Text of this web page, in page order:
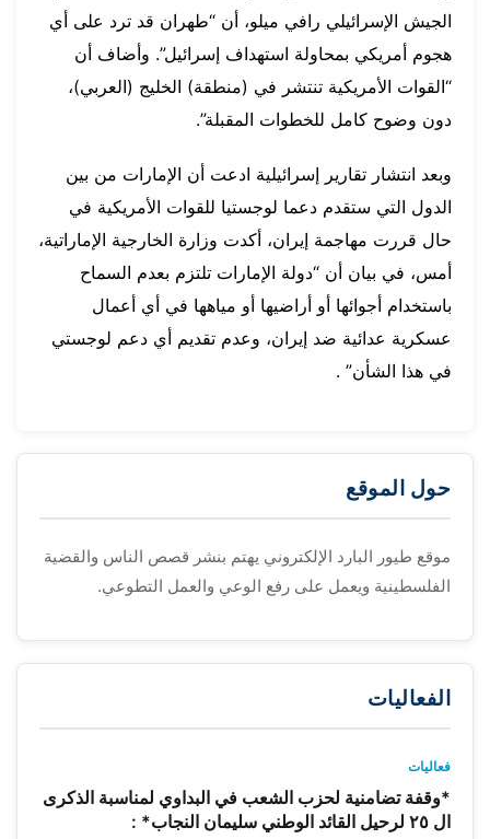
الجيش الإسرائيلي رافي ميلو، أن “طهران قد ترد على أي
هجوم أمريكي بمحاولة استهداف إسرائيل”. وأضاف أن
“القوات الأمريكية تنتشر في (منطقة) الخليج (العربي)،
دون وضوح كامل للخطوات المقبلة”.
وبعد انتشار تقارير إسرائيلية ادعت أن الإمارات من بين
الدول التي ستقدم دعما لوجستيا للقوات الأمريكية في
حال قررت مهاجمة إيران، أكدت وزارة الخارجية الإماراتية،
أمس، في بيان أن “دولة الإمارات تلتزم بعدم السماح
باستخدام أجوائها أو أراضيها أو مياهها في أي أعمال
عسكرية عدائية ضد إيران، وعدم تقديم أي دعم لوجستي
في هذا الشأن” .
حول الموقع
موقع طيور البارد الإلكتروني يهتم بنشر قصص الناس والقضية
الفلسطينية ويعمل على رفع الوعي والعمل التطوعي.
الفعاليات
فعاليات
*وقفة تضامنية لحزب الشعب في البداوي لمناسبة الذكرى
ال ٢٥ لرحيل القائد الوطني سليمان النجاب* :